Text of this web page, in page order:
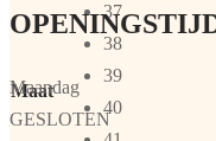
Maat
37
38
39
40
Maandag
GESLOTEN